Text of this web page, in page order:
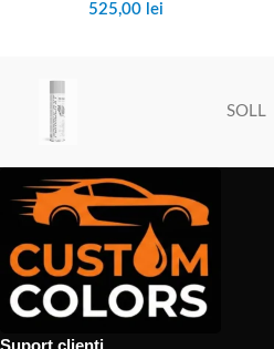
525,00 lei
SOLL
Suport clienti